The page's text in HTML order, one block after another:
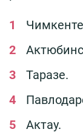
Таразе.
Актау.